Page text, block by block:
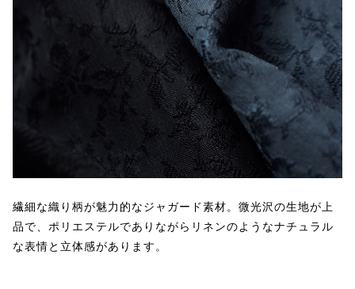
繊細な織り柄が魅力的なジャガード素材。微光沢の生地が上
品で、ポリエステルでありながらリネンのようなナチュラル
な表情と立体感があります。